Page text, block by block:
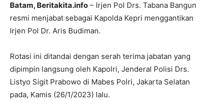
Batam, Beritakita.info – Irjen Pol Drs. Tabana Bangun
resmi menjabat sebagai Kapolda Kepri menggantikan
Irjen Pol Dr. Aris Budiman.
Rotasi ini ditandai dengan serah terima jabatan yang
dipimpin langsung oleh Kapolri, Jenderal Polisi Drs.
Listyo Sigit Prabowo di Mabes Polri, Jakarta Selatan
pada, Kamis (26/1/2023) lalu.